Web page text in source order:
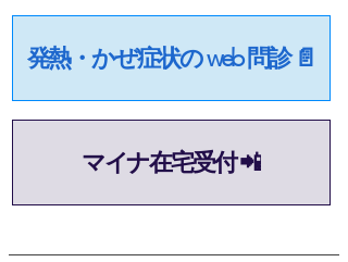
発熱・かぜ症状の web 問診 📄
マイナ在宅受付 📲